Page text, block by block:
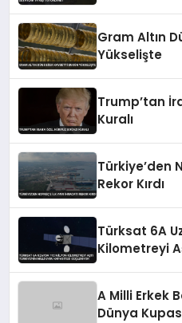
Gram Altın
Yükselişte
Trump’tan
Kuralı
Türkiye’den
Rekor Kırdı
Türksat 6A
Kilometreyi
A Milli Erkek
Dünya